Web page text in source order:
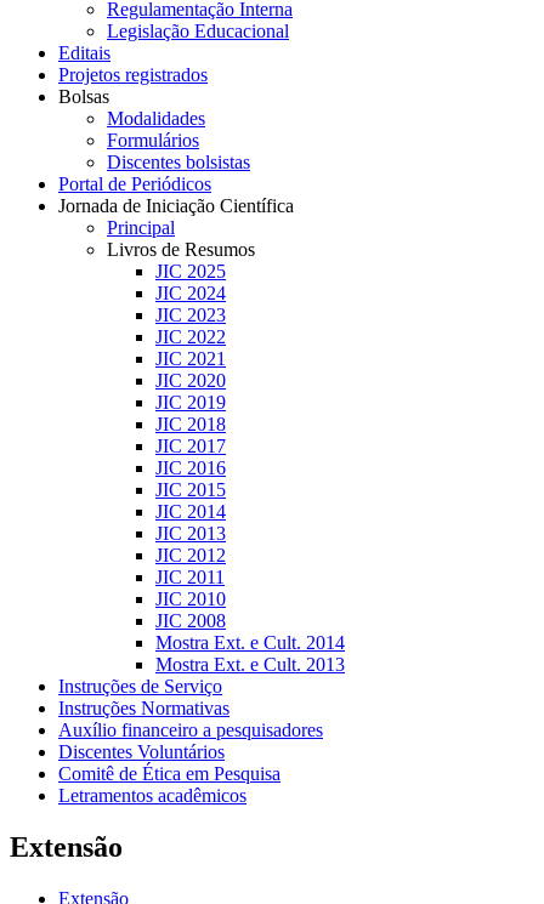
Regulamentação Interna
Legislação Educacional
Editais
Projetos registrados
Bolsas
Modalidades
Formulários
Discentes bolsistas
Portal de Periódicos
Jornada de Iniciação Científica
Principal
Livros de Resumos
JIC 2025
JIC 2024
JIC 2023
JIC 2022
JIC 2021
JIC 2020
JIC 2019
JIC 2018
JIC 2017
JIC 2016
JIC 2015
JIC 2014
JIC 2013
JIC 2012
JIC 2011
JIC 2010
JIC 2008
Mostra Ext. e Cult. 2014
Mostra Ext. e Cult. 2013
Instruções de Serviço
Instruções Normativas
Auxílio financeiro a pesquisadores
Discentes Voluntários
Comitê de Ética em Pesquisa
Letramentos acadêmicos
Extensão
Extensão